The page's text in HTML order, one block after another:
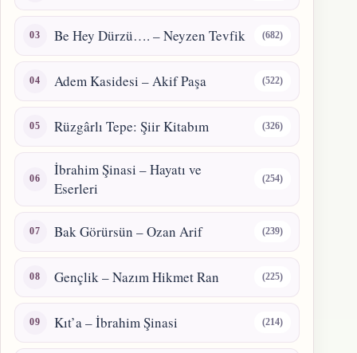
Be Hey Dürzü…. – Neyzen Tevfik (682)
Adem Kasidesi – Akif Paşa (522)
Rüzgârlı Tepe: Şiir Kitabım (326)
İbrahim Şinasi – Hayatı ve
Eserleri
(254)
Bak Görürsün – Ozan Arif (239)
Gençlik – Nazım Hikmet Ran (225)
Kıt’a – İbrahim Şinasi (214)